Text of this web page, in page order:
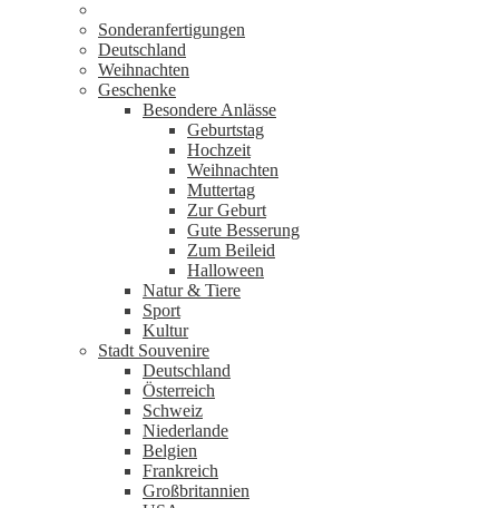
Sonderanfertigungen
Deutschland
Weihnachten
Geschenke
Besondere Anlässe
Geburtstag
Hochzeit
Weihnachten
Muttertag
Zur Geburt
Gute Besserung
Zum Beileid
Halloween
Natur & Tiere
Sport
Kultur
Stadt Souvenire
Deutschland
Österreich
Schweiz
Niederlande
Belgien
Frankreich
Großbritannien